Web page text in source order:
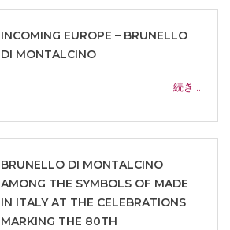
INCOMING EUROPE – BRUNELLO
DI MONTALCINO
続き…
BRUNELLO DI MONTALCINO
AMONG THE SYMBOLS OF MADE
IN ITALY AT THE CELEBRATIONS
MARKING THE 80TH